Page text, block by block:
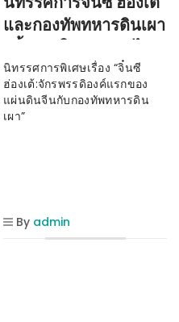
และกองทัพทหารดินเผา
ครั้งแรกในประเทศไทย
นิทรรศการพิเศษเรื่อง “จิ๋นซี
ฮ่องเต้:จักรพรรดิองค์แรกของ
แผ่นดินจีนกับกองทัพทหารดิน
เผา”
By admin